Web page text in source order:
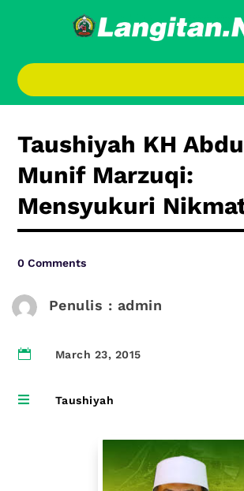
Taushiyah KH
Munif Marzuqi:
Mensyukuri
0 Comments
Penulis : admin
 March 23, 2015
 Taushiyah